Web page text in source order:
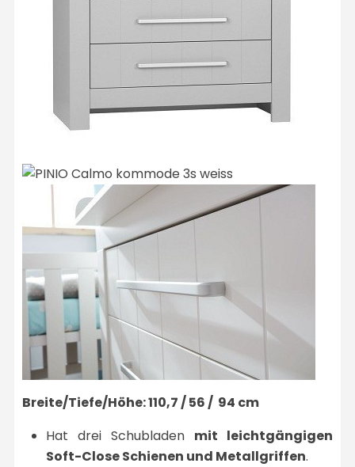
Breite/Tiefe/Höhe: 110,7 / 56 / 94 cm
Hat drei Schubladen mit leichtgängigen
Soft-Close Schienen und Metallgriffen.